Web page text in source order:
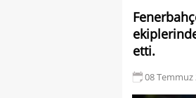
etti.
08 Temmuz